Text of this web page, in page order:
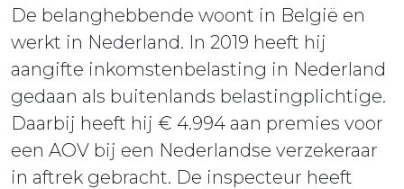
De belanghebbende woont in België en
werkt in Nederland. In 2019 heeft hij
aangifte inkomstenbelasting in Nederland
gedaan als buitenlands belastingplichtige.
Daarbij heeft hij € 4.994 aan premies voor
een AOV bij een Nederlandse verzekeraar
in aftrek gebracht. De inspecteur heeft